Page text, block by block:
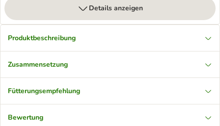
Details anzeigen
Produktbeschreibung
Zusammensetzung
Fütterungsempfehlung
Bewertung